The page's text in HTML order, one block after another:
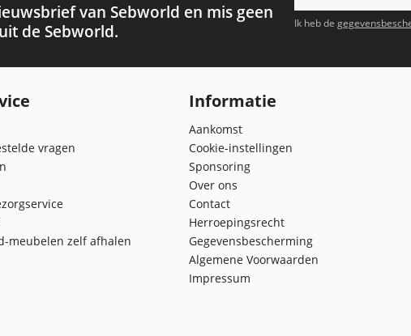
van Sebworld en mis geen
de Sebworld.
Ik heb de
vragen
meubelen zelf afhalen
Informatie
Aankomst
Cookie-instellingen
Sponsoring
Over ons
Contact
Herroepingsrecht
Gegevensbescherming
Algemene Voorwaarden
Impressum